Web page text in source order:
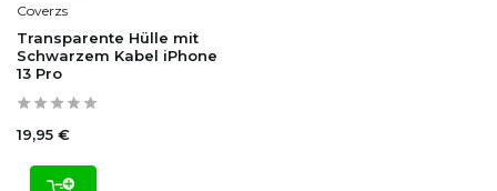
Coverzs
Transparente Hülle mit
Schwarzem Kabel iPhone
13 Pro
19,95 €